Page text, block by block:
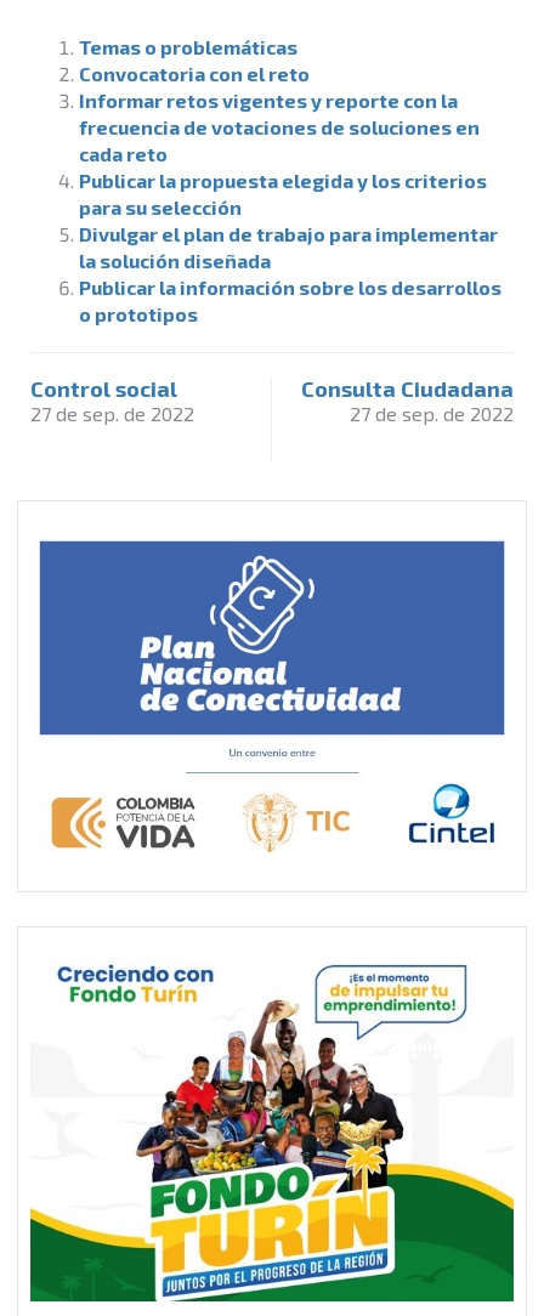
Temas o problemáticas
Convocatoria con el reto
Informar retos vigentes y reporte con la
frecuencia de votaciones de soluciones en
cada reto
Publicar la propuesta elegida y los criterios
para su selección
Divulgar el plan de trabajo para implementar
la solución diseñada
Publicar la información sobre los desarrollos
o prototipos
Control social
27 de sep. de 2022
Consulta Ciudadana
27 de sep. de 2022